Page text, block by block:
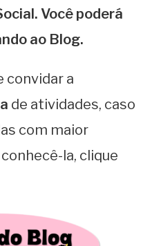
Você poderá
ao Blog.
convidar a
de atividades, caso
com maior
la, clique